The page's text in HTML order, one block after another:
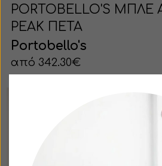
PORTOBELLO'S
PEAK ΠΕΤΑ
Portobello's
από 342.30€